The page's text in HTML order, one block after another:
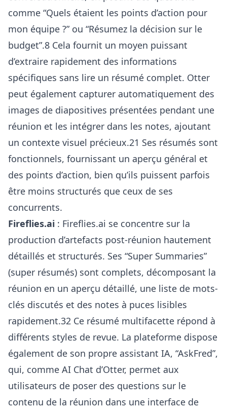
comme “Quels étaient les points d’action pour
mon équipe ?” ou “Résumez la décision sur le
budget”.8 Cela fournit un moyen puissant
d’extraire rapidement des informations
spécifiques sans lire un résumé complet. Otter
peut également capturer automatiquement des
images de diapositives présentées pendant une
réunion et les intégrer dans les notes, ajoutant
un contexte visuel précieux.21 Ses résumés sont
fonctionnels, fournissant un aperçu général et
des points d’action, bien qu’ils puissent parfois
être moins structurés que ceux de ses
concurrents.
Fireflies.ai : Fireflies.ai se concentre sur la
production d’artefacts post-réunion hautement
détaillés et structurés. Ses “Super Summaries”
(super résumés) sont complets, décomposant la
réunion en un aperçu détaillé, une liste de mots-
clés discutés et des notes à puces lisibles
rapidement.32 Ce résumé multifacette répond à
différents styles de revue. La plateforme dispose
également de son propre assistant IA, “AskFred”,
qui, comme AI Chat d’Otter, permet aux
utilisateurs de poser des questions sur le
contenu de la réunion dans une interface de